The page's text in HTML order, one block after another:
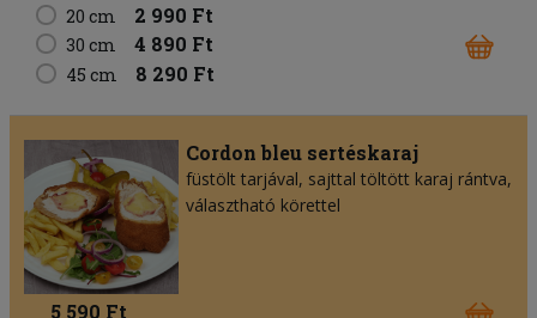
20 cm 2 990 Ft
30 cm 4 890 Ft
45 cm 8 290 Ft
Cordon bleu sertéskaraj
füstölt tarjával, sajttal töltött karaj rántva,
választható körettel
5 590 Ft